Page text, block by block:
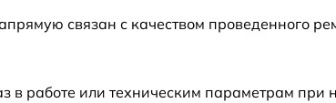
связан с качеством проведенного
работе или техническим параметрам при